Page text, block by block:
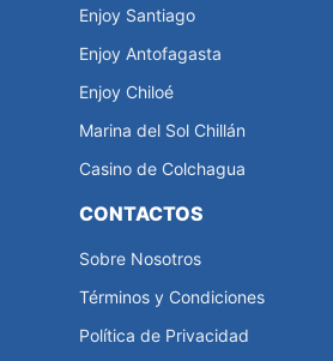
Enjoy Santiago
Enjoy Antofagasta
Enjoy Chiloé
Marina del Sol Chillán
Casino de Colchagua
CONTACTOS
Sobre Nosotros
Términos y Condiciones
Política de Privacidad